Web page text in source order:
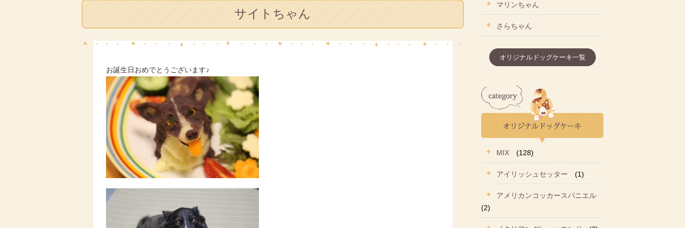
サイトちゃん
お誕生日おめでとうございます♪
マリンちゃん
さらちゃん
オリジナルドッグケーキ一覧
MIX (128)
アイリッシュセッター (1)
アメリカンコッカースパニエル
(2)